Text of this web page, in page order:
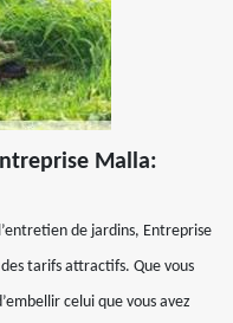
Malla:
de jardins, Entreprise
tarifs attractifs. Que vous
celui que vous avez